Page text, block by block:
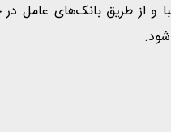
و از طریق بانک‌های عامل